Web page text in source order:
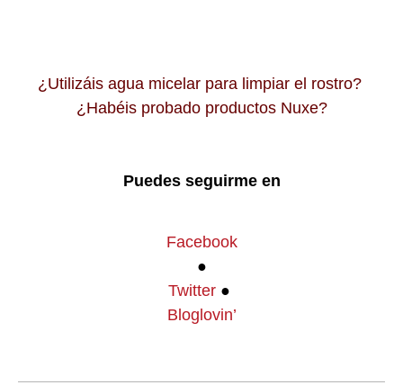
¿Utilizáis agua micelar para limpiar el rostro?
¿Habéis probado productos Nuxe?
Puedes seguirme en
Facebook
●
Twitter ●
Bloglovin’